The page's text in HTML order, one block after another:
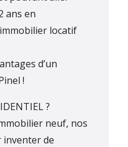
ans en
locatif
d’un
!
?
neuf, nos
de